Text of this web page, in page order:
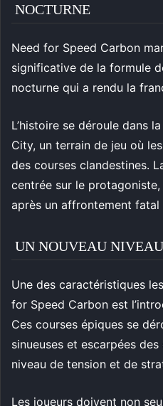
NOCTURNE
Need for Speed Carbon
significative de la formule
nocturne qui a rendu la
L’histoire se déroule dans
City, un terrain de jeu où
des courses clandestines.
centrée sur le
après un affrontement fatal
UN NOUVEAU
Une des caractéristiques
for Speed Carbon est
Ces courses épiques se
sinueuses et escarpées
niveau de tension et de
Les joueurs doivent non